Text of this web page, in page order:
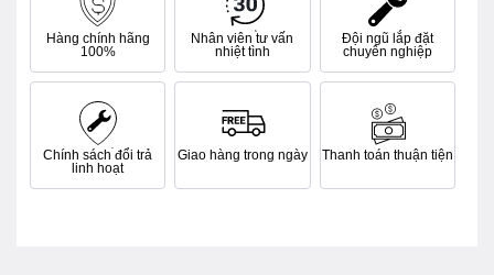
Hàng chính hãng
100%
Nhân viên tư vấn
nhiệt tình
Đội ngũ lắp đặt
chuyên nghiệp
Chính sách đổi trả
linh hoạt
Giao hàng trong ngày Thanh toán thuận tiện